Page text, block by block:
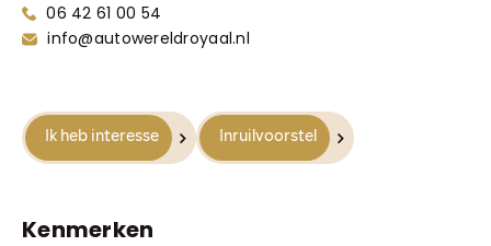
6004 PV Weert
06 42 61 00 54
info@autowereldroyaal.nl
Ik heb interesse Inruilvoorstel
Kenmerken